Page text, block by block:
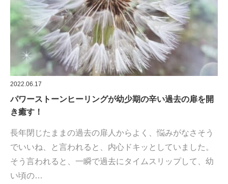
2022.06.17
パワーストーンヒーリングが幼少期の辛い過去の扉を開
き癒す！
長年閉じたままの過去の扉人からよく、悩みがなさそう
でいいね、と言われると、内心ドキッとしていました。
そう言われると、一瞬で過去にタイムスリップして、幼
い頃の…